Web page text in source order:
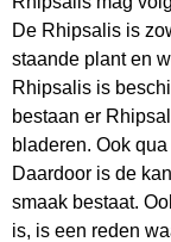
De Rhipsalis is
staande plant en
Rhipsalis is
bestaan er
bladeren. Ook
Daardoor is de
smaak bestaat.
is, is een reden